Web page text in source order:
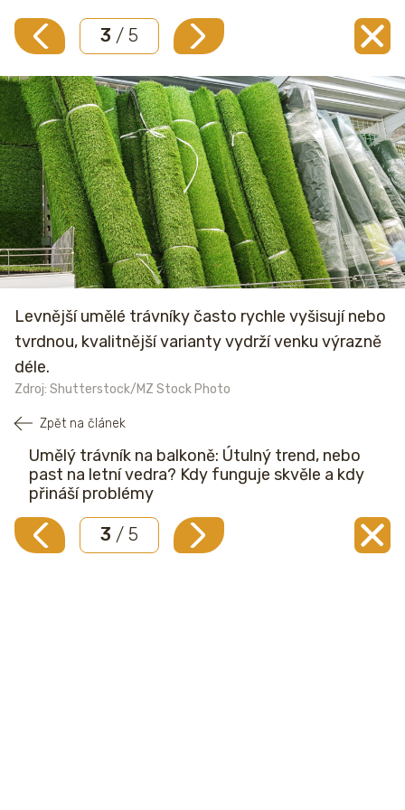
3 / 5
Levnější umělé trávníky často rychle vyšisují nebo
tvrdnou, kvalitnější varianty vydrží venku výrazně
déle.
Zdroj: Shutterstock/MZ Stock Photo
Zpět na článek
Umělý trávník na balkoně: Útulný trend, nebo
past na letní vedra? Kdy funguje skvěle a kdy
přináší problémy
3 / 5